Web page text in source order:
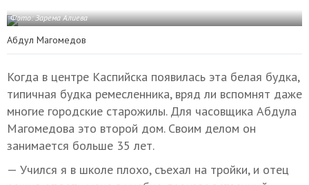
Фото: Зарема Алиева
Абдул Магомедов
Когда в центре Каспийска появилась эта белая будка,
типичная будка ремесленника, вряд ли вспомнят даже
многие городские старожилы. Для часовщика Абдула
Магомедова это второй дом. Своим делом он
занимается больше 35 лет.
— Учился я в школе плохо, съехал на тройки, и отец